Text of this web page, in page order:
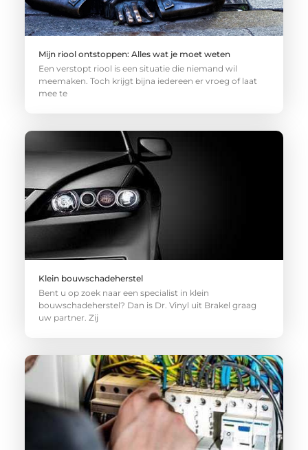
Mijn riool ontstoppen: Alles wat je moet weten
Een verstopt riool is een situatie die niemand wil
meemaken. Toch krijgt bijna iedereen er vroeg of laat
mee te
Klein bouwschadeherstel
Bent u op zoek naar een specialist in klein
bouwschadeherstel? Dan is Dr. Vinyl uit Brakel graag
uw partner. Zij